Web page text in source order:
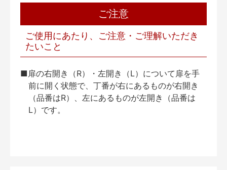
ご注意
ご使用にあたり、ご注意・ご理解いただき
たいこと
■扉の右開き（R）・左開き（L）について扉を手
前に開く状態で、丁番が右にあるものが右開き
（品番はR）、左にあるものが左開き（品番は
L）です。